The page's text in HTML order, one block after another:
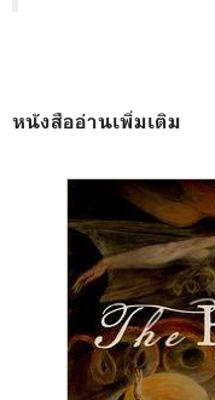
หนังสืออ่านเพิ่มเติม